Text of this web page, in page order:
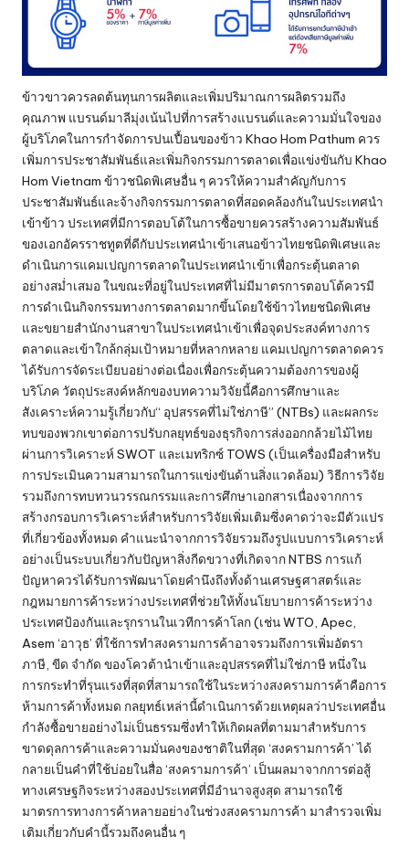
ข้าวขาวควรลดต้นทุนการผลิตและเพิ่มปริมาณการผลิตรวมถึง
คุณภาพ แบรนด์มาลีมุ่งเน้นไปที่การสร้างแบรนด์และความมั่นใจของ
ผู้บริโภคในการกำจัดการปนเปื้อนของข้าว Khao Hom Pathum ควร
เพิ่มการประชาสัมพันธ์และเพิ่มกิจกรรมการตลาดเพื่อแข่งขันกับ Khao
Hom Vietnam ข้าวชนิดพิเศษอื่น ๆ ควรให้ความสำคัญกับการ
ประชาสัมพันธ์และจ้างกิจกรรมการตลาดที่สอดคล้องกันในประเทศนำ
เข้าข้าว ประเทศที่มีการตอบโต้ในการซื้อขายควรสร้างความสัมพันธ์
ของเอกอัครราชทูตที่ดีกับประเทศนำเข้าเสนอข้าวไทยชนิดพิเศษและ
ดำเนินการแคมเปญการตลาดในประเทศนำเข้าเพื่อกระตุ้นตลาด
อย่างสม่ำเสมอ ในขณะที่อยู่ในประเทศที่ไม่มีมาตรการตอบโต้ควรมี
การดำเนินกิจกรรมทางการตลาดมากขึ้นโดยใช้ข้าวไทยชนิดพิเศษ
และขยายสำนักงานสาขาในประเทศนำเข้าเพื่อจุดประสงค์ทางการ
ตลาดและเข้าใกล้กลุ่มเป้าหมายที่หลากหลาย แคมเปญการตลาดควร
ได้รับการจัดระเบียบอย่างต่อเนื่องเพื่อกระตุ้นความต้องการของผู้
บริโภค วัตถุประสงค์หลักของบทความวิจัยนี้คือการศึกษาและ
สังเคราะห์ความรู้เกี่ยวกับ“ อุปสรรคที่ไม่ใช่ภาษี” (NTBs) และผลกระ
ทบของพวกเขาต่อการปรับกลยุทธ์ของธุรกิจการส่งออกกล้วยไม้ไทย
ผ่านการวิเคราะห์ SWOT และเมทริกซ์ TOWS (เป็นเครื่องมือสำหรับ
การประเมินความสามารถในการแข่งขันด้านสิ่งแวดล้อม) วิธีการวิจัย
รวมถึงการทบทวนวรรณกรรมและการศึกษาเอกสารเนื่องจากการ
สร้างกรอบการวิเคราะห์สำหรับการวิจัยเพิ่มเติมซึ่งคาดว่าจะมีตัวแปร
ที่เกี่ยวข้องทั้งหมด คำแนะนำจากการวิจัยรวมถึงรูปแบบการวิเคราะห์
อย่างเป็นระบบเกี่ยวกับปัญหาสิ่งกีดขวางที่เกิดจาก NTBS การแก้
ปัญหาควรได้รับการพัฒนาโดยคำนึงถึงทั้งด้านเศรษฐศาสตร์และ
กฎหมายการค้าระหว่างประเทศที่ช่วยให้ทั้งนโยบายการค้าระหว่าง
ประเทศป้องกันและรุกรานในเวทีการค้าโลก (เช่น WTO, Apec,
Asem ‘อาวุธ’ ที่ใช้การทำสงครามการค้าอาจรวมถึงการเพิ่มอัตรา
ภาษี, ขีด จำกัด ของโควต้านำเข้าและอุปสรรคที่ไม่ใช่ภาษี หนึ่งใน
การกระทำที่รุนแรงที่สุดที่สามารถใช้ในระหว่างสงครามการค้าคือการ
ห้ามการค้าทั้งหมด กลยุทธ์เหล่านี้ดำเนินการด้วยเหตุผลว่าประเทศอื่น
กำลังซื้อขายอย่างไม่เป็นธรรมซึ่งทำให้เกิดผลที่ตามมาสำหรับการ
ขาดดุลการค้าและความมั่นคงของชาติในที่สุด ‘สงครามการค้า’ ได้
กลายเป็นคำที่ใช้บ่อยในสื่อ ‘สงครามการค้า’ เป็นผลมาจากการต่อสู้
ทางเศรษฐกิจระหว่างสองประเทศที่มีอำนาจสูงสุด สามารถใช้
มาตรการทางการค้าหลายอย่างในช่วงสงครามการค้า มาสำรวจเพิ่ม
เติมเกี่ยวกับคำนี้รวมถึงคนอื่น ๆ